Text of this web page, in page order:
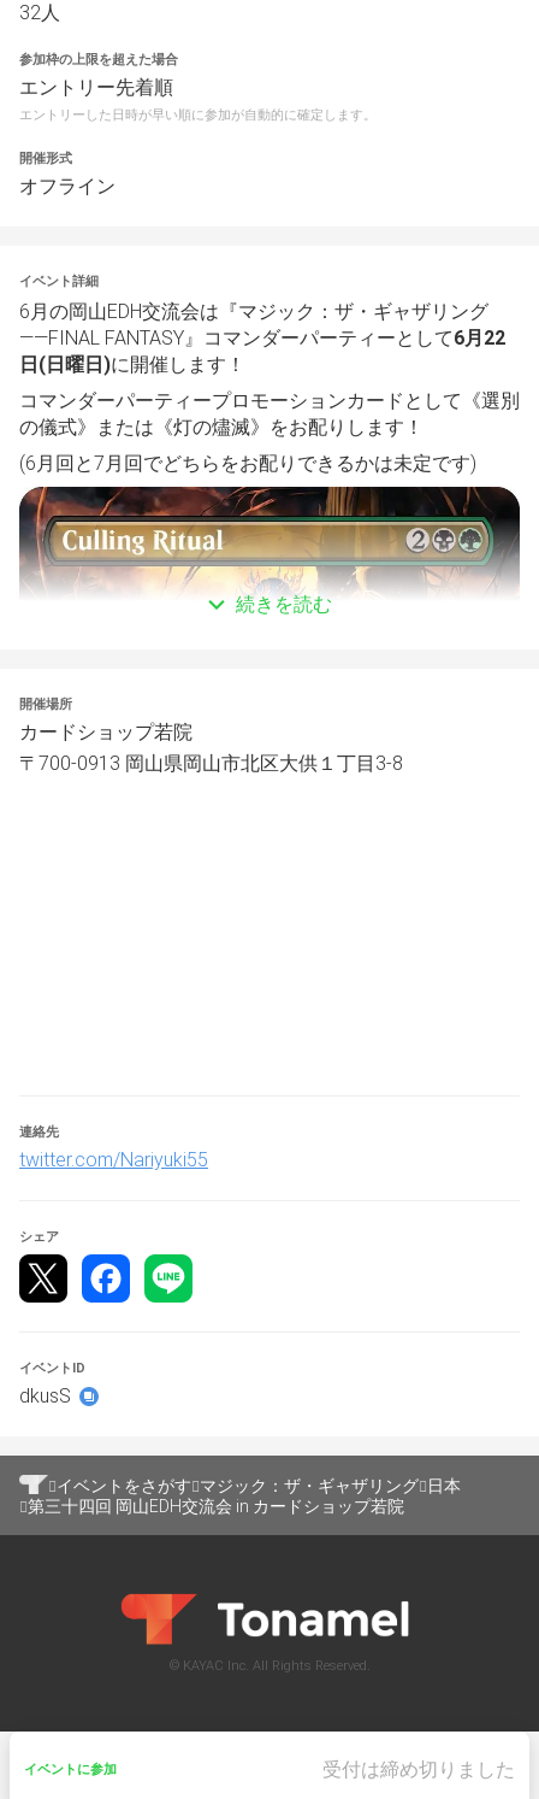
32人
参加枠の上限を超えた場合
エントリー先着順
エントリーした日時が早い順に参加が自動的に確定します。
開催形式
オフライン
イベント詳細
6月の岡山EDH交流会は『マジック：ザ・ギャザリング
――FINAL FANTASY』コマンダーパーティーとして6月22
日(日曜日)に開催します！
コマンダーパーティープロモーションカードとして《選別
の儀式》または《灯の燼滅》をお配りします！
(6月回と7月回でどちらをお配りできるかは未定です)
続きを読む
開催場所
カードショップ若院
〒700-0913 岡山県岡山市北区大供１丁目3-8
連絡先
twitter.com/Nariyuki55
シェア
イベントID
dkusS
イベントをさがす マジック：ザ・ギャザリング 日本
第三十四回 岡山EDH交流会 in カードショップ若院
© KAYAC Inc. All Rights Reserved.
イベントに参加 受付は締め切りました